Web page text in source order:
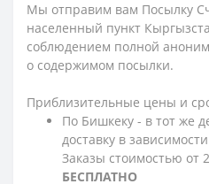
Мы отправим вам Посылку
населенный пункт
соблюдением полной
о содержимом посылки.
Приблизительные цены и
По Бишкеку - в тот же
доставку в
Заказы стоимостью от
БЕСПЛАТНО